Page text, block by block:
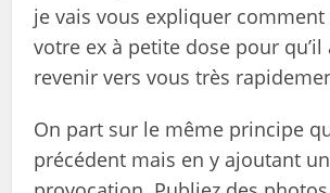
je vais vous expliquer
votre ex à petite dose pour
revenir vers vous très
On part sur le même principe
précédent mais en y ajoutant